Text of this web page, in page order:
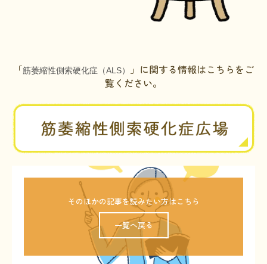
「筋萎縮性側索硬化症 （ALS）
」に関する情報はこちらをご
覧ください。
そのほかの記事を読みたい方はこちら
一覧へ戻る